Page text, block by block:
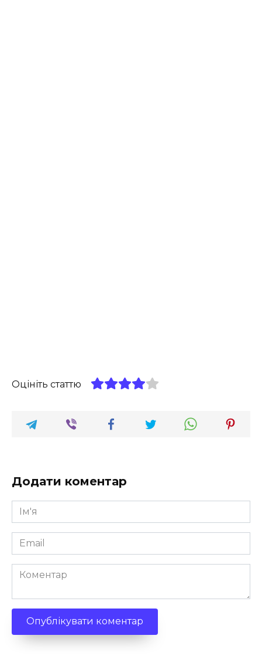
Оцініть статтю
Додати коментар
Ім'я
*
Email
*
Коментар